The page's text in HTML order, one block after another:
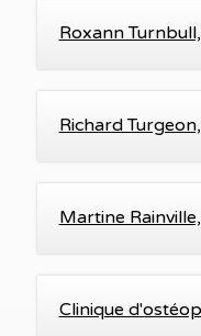
Roxann Turnbull,
Richard
Martine
Clinique